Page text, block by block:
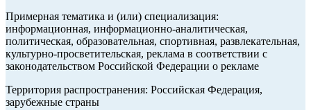
Примерная тематика и (или) специализация:
информационная, информационно-аналитическая,
политическая, образовательная, спортивная, развлекательная,
культурно-просветительская, реклама в соответствии с
законодательством Российской Федерации о рекламе
Территория распространения: Российская Федерация,
зарубежные страны